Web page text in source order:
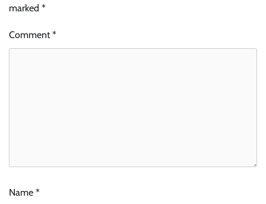
marked *
Comment*
Name *